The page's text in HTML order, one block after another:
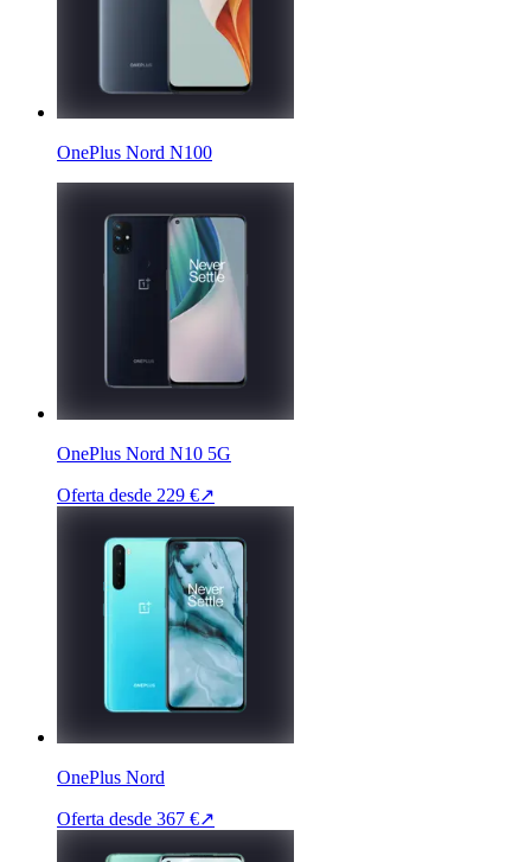
OnePlus Nord N100
OnePlus Nord N10 5G
Oferta desde 229 €↗
OnePlus Nord
Oferta desde 367 €↗